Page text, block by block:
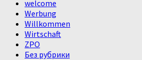
welcome
Werbung
Willkommen
Wirtschaft
ZPO
Без рубрики